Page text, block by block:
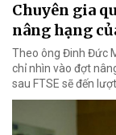
Chuyên gia
nâng hạng
Theo ông Đinh Đức
chỉ nhìn vào đợt
sau FTSE sẽ đến